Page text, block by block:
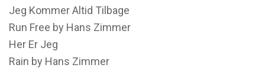
Jeg Kommer Altid Tilbage
Run Free by Hans Zimmer
Her Er Jeg
Rain by Hans Zimmer